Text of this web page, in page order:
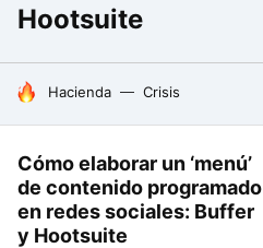
Hootsuite
HOY SE HABLA DE
Hacienda Crisis
Cómo elaborar un ‘menú’
de contenido programado
en redes sociales: Buffer
y Hootsuite